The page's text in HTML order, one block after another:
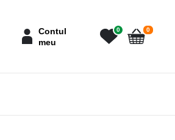
Contul
meu
0
Cart
0articole